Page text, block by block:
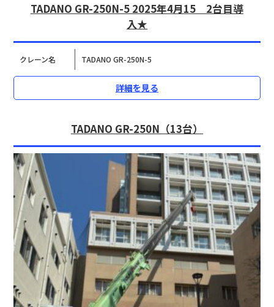
TADANO GR-250N-5 2025年4月15 2台目導
入★
クレーン名 TADANO GR-250N-5
詳細を見る
TADANO GR-250N（13台）